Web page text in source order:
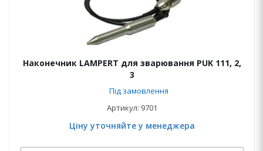
Наконечник LAMPERT для зварювання PUK 111, 2,
3
Під замовлення
Артикул: 9701
Ціну уточняйте у менеджера